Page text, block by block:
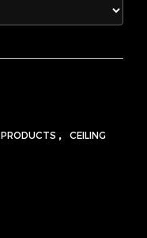
PRODUCTS , CEILING